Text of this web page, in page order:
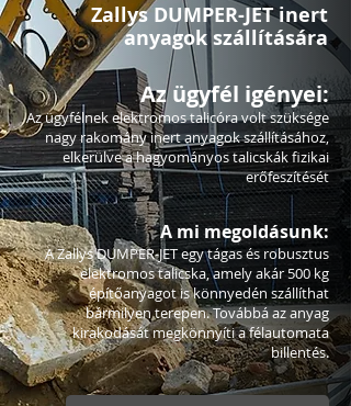
Zallys DUMPER-JET inert
anyagok szállítására
Az ügyfél igényei:
Az ügyfélnek elektromos talicóra volt szüksége
nagy rakomány inert anyagok szállításához,
elkerülve a hagyományos talicskák fizikai
erőfeszítését
A mi megoldásunk:
A Zallys DUMPER-JET egy tágas és robusztus
elektromos talicska, amely akár 500 kg
építőanyagot is könnyedén szállíthat
bármilyen terepen. Továbbá az anyag
kirakodását megkönnyíti a félautomata
billentés.